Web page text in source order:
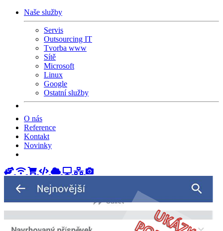
Naše služby
Servis
Outsourcing IT
Tvorba www
Sítě
Microsoft
Linux
Google
Ostatní služby
O nás
Reference
Kontakt
Novinky